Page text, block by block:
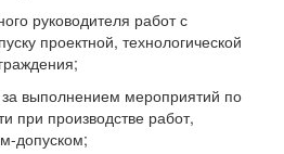
руководителя работ с
проектной, технологической
за выполнением мероприятий по
при производстве работ,
допуском;